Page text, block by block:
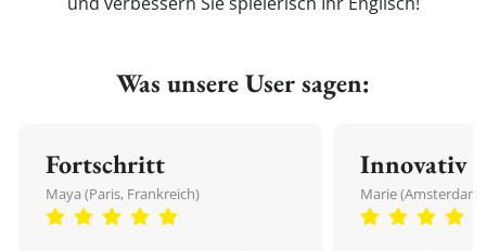
Was unsere User sagen:
Fortschritt
Maya (Paris, Frankreich)
Innovativ
Marie